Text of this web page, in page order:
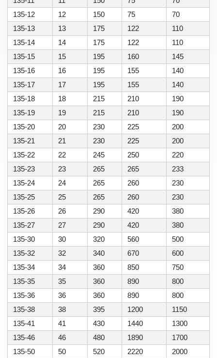
135-12
12 150 75
70
135-13
13 175 122
110
135-14
14 175 122
110
135-15
15 195 160
145
135-16
16 195 155
140
135-17
17 195 155
140
135-18
18 215 210
190
135-19
19 215 210
190
135-20
20 230 225
200
135-21
21 230 225
200
135-22
22 245 250
220
135-23
23 265 265
233
135-24
24 265 260
230
135-25
25 265 260
230
135-26
26 290 420
380
135-27
27 290 420
380
135-30
30 320 560
500
135-32
32 340 670
600
135-34
34 360 850
750
135-35
35 360 890
800
135-36
36 360 890
800
135-38
38 395 1200
1150
135-41
41 430 1440
1300
135-46
46 480 1890
1700
135-50
50 520 2220
2000